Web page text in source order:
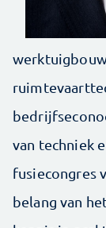
van techniek
fusiecongres
belang van